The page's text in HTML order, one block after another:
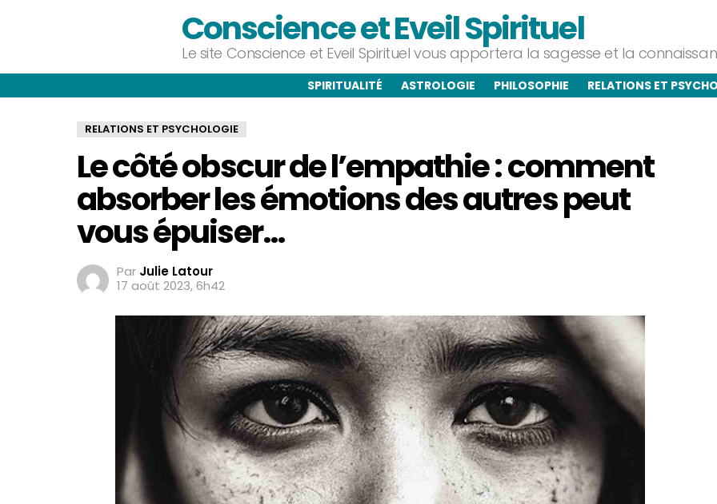
Conscience et Eveil Spirituel
Le site Conscience et Eveil Spirituel vous apportera la sagesse et la
SPIRITUALITÉ ASTROLOGIE PHILOSOPHIE RELATIONS ET
RELATIONS ET PSYCHOLOGIE
Le côté obscur de l’empathie : comment
absorber les émotions des autres peut
vous épuiser…
Par Julie Latour
17 août 2023, 6h42